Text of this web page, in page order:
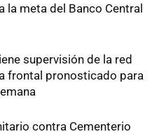
la meta del Banco Central
supervisión de la red
frontal pronosticado para
contra Cementerio